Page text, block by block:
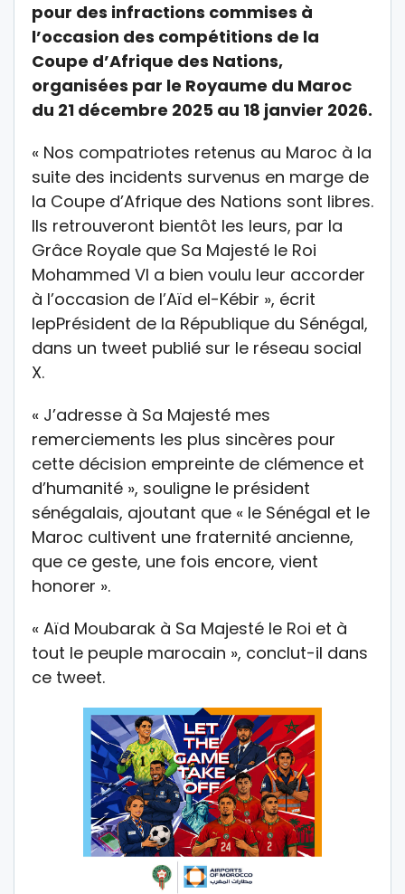
pour des infractions commises à
l’occasion des compétitions de la
Coupe d’Afrique des Nations,
organisées par le Royaume du Maroc
du 21 décembre 2025 au 18 janvier 2026.
« Nos compatriotes retenus au Maroc à la
suite des incidents survenus en marge de
la Coupe d’Afrique des Nations sont libres.
Ils retrouveront bientôt les leurs, par la
Grâce Royale que Sa Majesté le Roi
Mohammed VI a bien voulu leur accorder
à l’occasion de l’Aïd el-Kébir », écrit
lepPrésident de la République du Sénégal,
dans un tweet publié sur le réseau social
X.
« J’adresse à Sa Majesté mes
remerciements les plus sincères pour
cette décision empreinte de clémence et
d’humanité », souligne le président
sénégalais, ajoutant que « le Sénégal et le
Maroc cultivent une fraternité ancienne,
que ce geste, une fois encore, vient
honorer ».
« Aïd Moubarak à Sa Majesté le Roi et à
tout le peuple marocain », conclut-il dans
ce tweet.